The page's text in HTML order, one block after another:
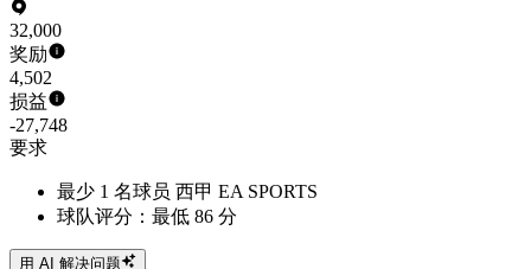
32,000
奖励
4,502
损益
-27,748
要求
最少 1 名球员 西甲 EA SPORTS
球队评分：最低 86 分
用 AI 解决问题